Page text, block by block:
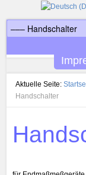
Aktuelle Seite:
Handschalter